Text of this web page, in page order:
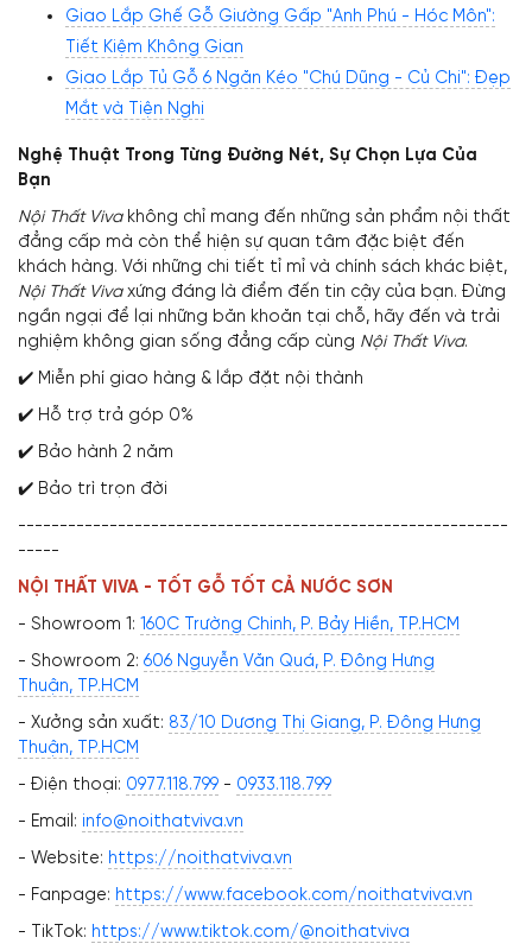
Giao Lắp Ghế Gỗ Giường Gấp "Anh Phú - Hóc Môn":
Tiết Kiệm Không Gian
Giao Lắp Tủ Gỗ 6 Ngăn Kéo "Chú Dũng - Củ Chi": Đẹp
Mắt và Tiện Nghi
Nghệ Thuật Trong Từng Đường Nét, Sự Chọn Lựa Của
Bạn
Nội Thất Vivakhông chỉ mang đến những sản phẩm nội thất
đẳng cấp mà còn thể hiện sự quan tâm đặc biệt đến
khách hàng. Với những chi tiết tỉ mỉ và chính sách khác biệt,
Nội Thất Vivaxứng đáng là điểm đến tin cậy của bạn. Đừng
ngần ngại để lại những băn khoăn tại chỗ, hãy đến và trải
nghiệm không gian sống đẳng cấp cùng Nội Thất Viva.
✔️ Miễn phí giao hàng & lắp đặt nội thành
✔️ Hỗ trợ trả góp 0%
✔️ Bảo hành 2 năm
✔️ Bảo trì trọn đời
-----------------------------------------------------------
-----
NỘI THẤT VIVA - TỐT GỖ TỐT CẢ NƯỚC SƠN
- Showroom 1: 160C Trường Chinh, P. Bảy Hiền, TP.HCM
- Showroom 2: 606 Nguyễn Văn Quá, P. Đông Hưng
Thuận, TP.HCM
- Xưởng sản xuất: 83/10 Dương Thị Giang, P. Đông Hưng
Thuận, TP.HCM
- Điện thoại: 0977.118.799 - 0933.118.799
- Email: info@noithatviva.vn
- Website: https://noithatviva.vn
- Fanpage: https://www.facebook.com/noithatviva.vn
- TikTok: https://www.tiktok.com/@noithatviva